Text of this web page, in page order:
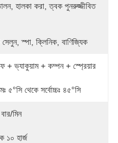
হালকা করা, ত্বক পুনরুজ্জীবিত
সেলুন, স্পা, ক্লিনিক, বাণিজ্যিক
+ ভ্যাকুয়াম + কম্পন + স্প্রেয়ার
৫°সি থেকে সর্বোচ্চঃ ৪৫°সি
মিন
১০ হার্জ